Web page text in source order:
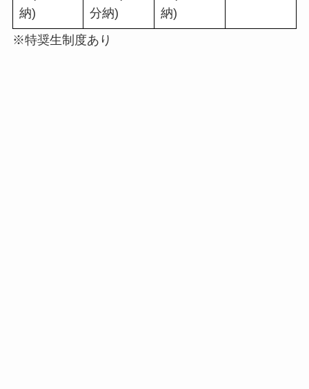
納)
分納)
納)
※特奨生制度あり